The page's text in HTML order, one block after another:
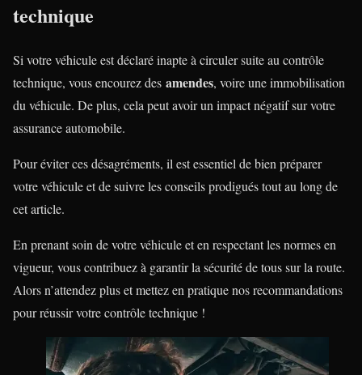
technique
Si votre véhicule est déclaré inapte à circuler suite au contrôle
technique, vous encourez des amendes, voire une immobilisation
du véhicule. De plus, cela peut avoir un impact négatif sur votre
assurance automobile.
Pour éviter ces désagréments, il est essentiel de bien préparer
votre véhicule et de suivre les conseils prodigués tout au long de
cet article.
En prenant soin de votre véhicule et en respectant les normes en
vigueur, vous contribuez à garantir la sécurité de tous sur la route.
Alors n’attendez plus et mettez en pratique nos recommandations
pour réussir votre contrôle technique !